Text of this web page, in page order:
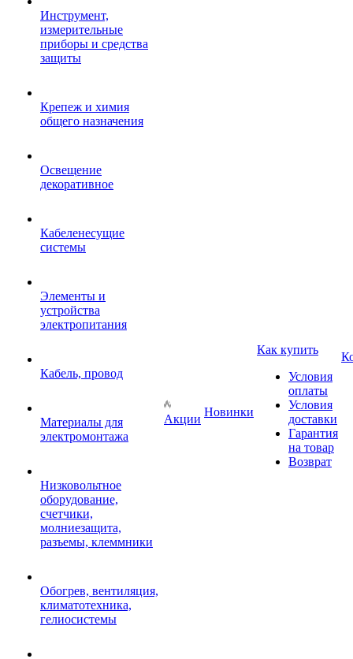
Инструмент,
измерительные
приборы и средства
защиты
Крепеж и химия
общего назначения
Освещение
декоративное
Кабеленесущие
системы
Элементы и
устройства
электропитания
Кабель, провод
Материалы для
электромонтажа
Низковольтное
оборудование,
счетчики,
молниезащита,
разъемы, клеммники
Обогрев, вентиляция,
климатотехника,
гелиосистемы
Акции
Новинки
Как купить
Условия
оплаты
Условия
доставки
Гарантия
на товар
Возврат